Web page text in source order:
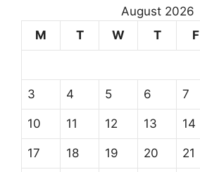
August 2026
M
T W T F
3 4 5 6 7
10 11 12 13 14
17 18 19 20 21